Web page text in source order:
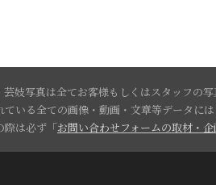
妓写真は全てお客様もしくはスタッフの
いる全ての画像・動画・文章等データに
際は必ず「お問い合わせフォームの取材・